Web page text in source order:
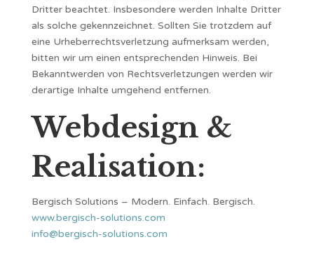
Dritter beachtet. Insbesondere werden Inhalte Dritter
als solche gekennzeichnet. Sollten Sie trotzdem auf
eine Urheberrechtsverletzung aufmerksam werden,
bitten wir um einen entsprechenden Hinweis. Bei
Bekanntwerden von Rechtsverletzungen werden wir
derartige Inhalte umgehend entfernen.
Webdesign &
Realisation:
Bergisch Solutions – Modern. Einfach. Bergisch.
www.bergisch-solutions.com
info@bergisch-solutions.com